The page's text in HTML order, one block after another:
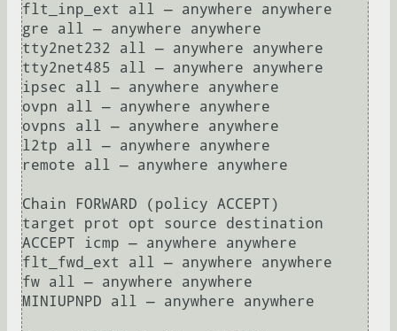
flt_inp_ext all — anywhere anywhere
gre all — anywhere anywhere
tty2net232 all — anywhere anywhere
tty2net485 all — anywhere anywhere
ipsec all — anywhere anywhere
ovpn all — anywhere anywhere
ovpns all — anywhere anywhere
l2tp all — anywhere anywhere
remote all — anywhere anywhere
Chain FORWARD (policy ACCEPT)
target prot opt source destination
ACCEPT icmp — anywhere anywhere
flt_fwd_ext all — anywhere anywhere
fw all — anywhere anywhere
MINIUPNPD all — anywhere anywhere